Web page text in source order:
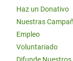
Haz un Donativo
Nuestras
Empleo
Voluntariado